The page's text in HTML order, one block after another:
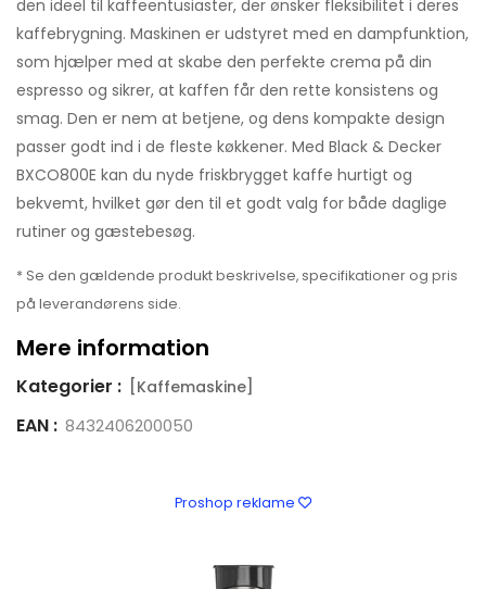
den ideel til kaffeentusiaster, der ønsker fleksibilitet i deres
kaffebrygning. Maskinen er udstyret med en dampfunktion,
som hjælper med at skabe den perfekte crema på din
espresso og sikrer, at kaffen får den rette konsistens og
smag. Den er nem at betjene, og dens kompakte design
passer godt ind i de fleste køkkener. Med Black & Decker
BXCO800E kan du nyde friskbrygget kaffe hurtigt og
bekvemt, hvilket gør den til et godt valg for både daglige
rutiner og gæstebesøg.
* Se den gældende produkt beskrivelse, specifikationer og pris
på leverandørens side.
Mere information
Kategorier : [Kaffemaskine]
EAN : 8432406200050
Proshop reklame